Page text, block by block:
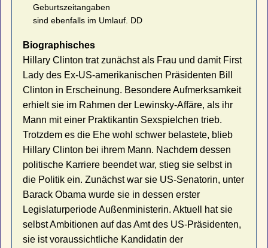
Geburtszeitangaben
sind ebenfalls im Umlauf. DD
Biographisches
Hillary Clinton trat zunächst als Frau und damit First
Lady des Ex-US-amerikanischen Präsidenten Bill
Clinton in Erscheinung. Besondere Aufmerksamkeit
erhielt sie im Rahmen der Lewinsky-Affäre, als ihr
Mann mit einer Praktikantin Sexspielchen trieb.
Trotzdem es die Ehe wohl schwer belastete, blieb
Hillary Clinton bei ihrem Mann. Nachdem dessen
politische Karriere beendet war, stieg sie selbst in
die Politik ein. Zunächst war sie US-Senatorin, unter
Barack Obama wurde sie in dessen erster
Legislaturperiode Außenministerin. Aktuell hat sie
selbst Ambitionen auf das Amt des US-Präsidenten,
sie ist voraussichtliche Kandidatin der